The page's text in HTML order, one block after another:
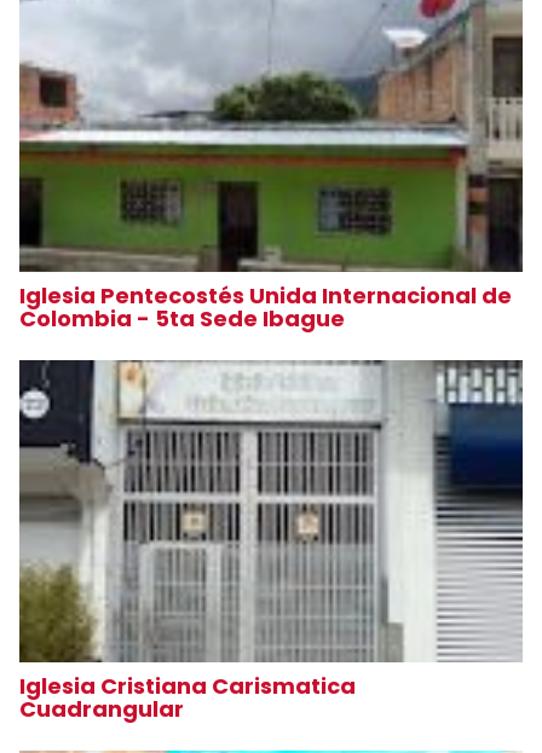
Iglesia Pentecostés Unida Internacional de
Colombia - 5ta Sede Ibague
Iglesia Cristiana Carismatica
Cuadrangular